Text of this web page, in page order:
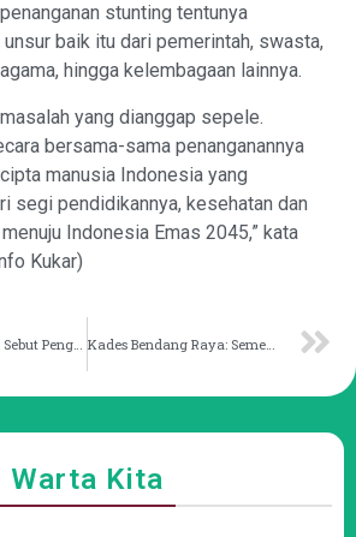
stunting tentunya
baik itu dari pemerintah, swasta,
hingga kelembagaan lainnya.
yang dianggap sepele.
bersama-sama penanganannya
manusia Indonesia yang
segi pendidikannya, kesehatan dan
Indonesia Emas 2045,” kata
Kukar)
Kades Bendang Raya: Semenisasi Jalan Demi Kenyamanan Warga
Warta Kita